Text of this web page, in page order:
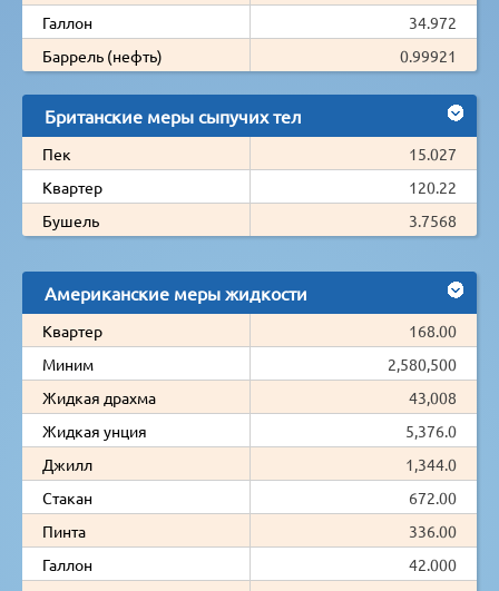
Галлон
34.972
Баррель (нефть)
0.99921
Британские меры сыпучих тел
Пек
15.027
Квартер
120.22
Бушель
3.7568
Американские меры жидкости
Квартер
168.00
Миним
2,580,500
Жидкая драхма
43,008
Жидкая унция
5,376.0
Джилл
1,344.0
Стакан
672.00
Пинта
336.00
Галлон
42.000